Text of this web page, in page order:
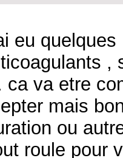
eu
,
ca va etre
mais
ou
roule pour